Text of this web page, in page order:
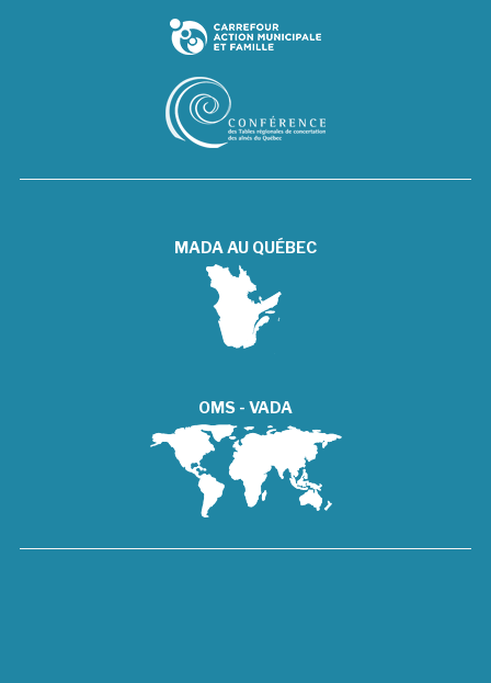
MADA AU QUÉBEC
OMS - VADA